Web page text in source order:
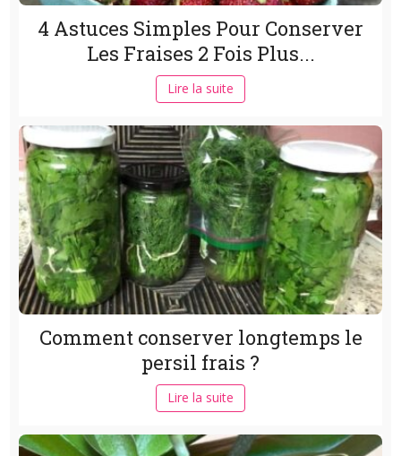
4 Astuces Simples Pour Conserver
Les Fraises 2 Fois Plus...
Lire la suite
Comment conserver longtemps le
persil frais ?
Lire la suite